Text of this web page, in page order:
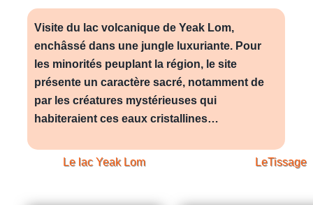
Visite du lac volcanique de Yeak Lom,
enchâssé dans une jungle luxuriante. Pour
les minorités peuplant la région, le site
présente un caractère sacré, notamment de
par les créatures mystérieuses qui
habiteraient ces eaux cristallines…
Le lacYeak Lom LeTissage